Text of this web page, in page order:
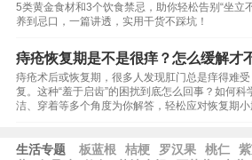
5类黄金食材和3个饮食禁忌，助你轻松告别“坐立
养到忌口，一篇讲透，实用干货不踩坑！
痔疮恢复期是不是很痒？怎么缓解才
痔疮术后或恢复期，很多人发现肛门总是痒得难
复。这种“羞于启齿”的困扰到底怎么回事？如何
洁、穿着等多个角度为你解答，轻松应对恢复期小
生活专题 板蓝根 桔梗 罗汉果 桃仁